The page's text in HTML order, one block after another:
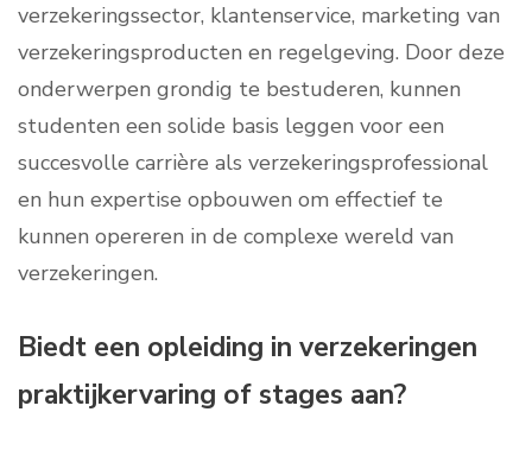
verzekeringssector, klantenservice, marketing van
verzekeringsproducten en regelgeving. Door deze
onderwerpen grondig te bestuderen, kunnen
studenten een solide basis leggen voor een
succesvolle carrière als verzekeringsprofessional
en hun expertise opbouwen om effectief te
kunnen opereren in de complexe wereld van
verzekeringen.
Biedt een opleiding in verzekeringen
praktijkervaring of stages aan?